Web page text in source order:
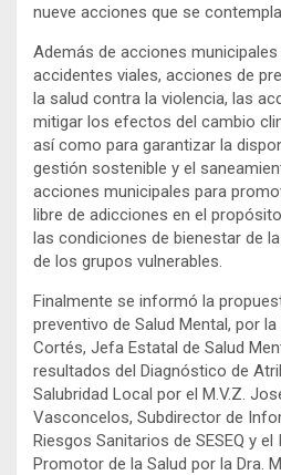
nueve acciones que se
Además de acciones
accidentes viales, acciones de
la salud contra la violencia, las
mitigar los efectos del cambio
así como para garantizar la
gestión sostenible y el
acciones municipales para
libre de adicciones en el
las condiciones de bienestar de
de los grupos vulnerables.
Finalmente se informó la
preventivo de Salud Mental, por la
Cortés, Jefa Estatal de Salud
resultados del Diagnóstico de
Salubridad Local por el M.V.Z.
Vasconcelos, Subdirector de
Riesgos Sanitarios de SESEQ y
Promotor de la Salud por la Dra.